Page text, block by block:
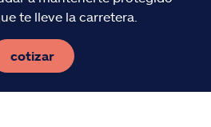
te lleve la carretera.
cotizar